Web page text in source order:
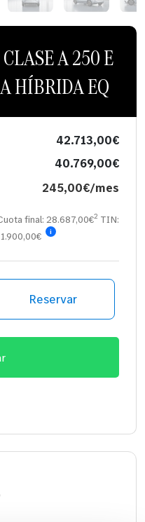
A 250 E
HÍBRIDA EQ
42.713,00€
40.769,00€
245,00€/mes
final:28.687,00€2 TIN:
i
Reservar